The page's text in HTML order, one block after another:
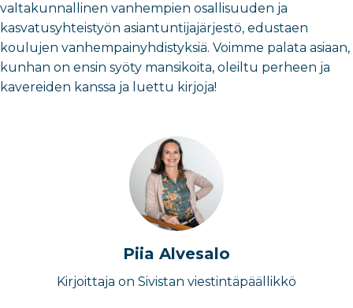
valtakunnallinen vanhempien osallisuuden ja
kasvatusyhteistyön asiantuntijajärjestö, edustaen
koulujen vanhempainyhdistyksiä. Voimme palata asiaan,
kunhan on ensin syöty mansikoita, oleiltu perheen ja
kavereiden kanssa ja luettu kirjoja!
Piia Alvesalo
Kirjoittaja on Sivistan viestintäpäällikkö